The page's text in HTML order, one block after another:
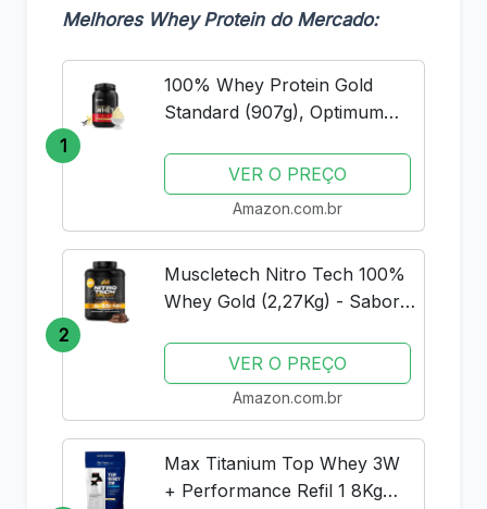
Melhores Whey Protein do Mercado:
1
100% Whey Protein Gold
Standard (907g), Optimum
VER O PREÇO
Amazon.com.br
2
Muscletech Nitro Tech 100%
Whey Gold (2,27Kg) - Sabor
Muscle TechVER O PREÇO
Amazon.com.br
Max Titanium Top Whey 3W
+ Performance Refil 1 8Kg